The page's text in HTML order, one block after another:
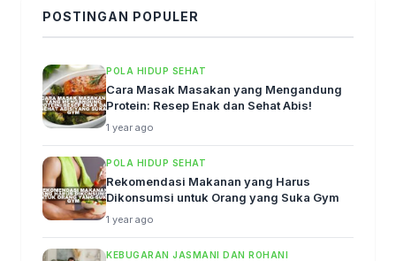
POSTINGAN POPULER
POLA HIDUP SEHAT
Cara Masak Masakan yang Mengandung
Protein: Resep Enak dan Sehat Abis!
1 year ago
POLA HIDUP SEHAT
Rekomendasi Makanan yang Harus
Dikonsumsi untuk Orang yang Suka Gym
1 year ago
KEBUGARAN JASMANI DAN ROHANI